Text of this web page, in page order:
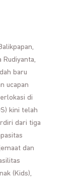
Rudiyanta,
baru
ucapan
di
kini telah
dari tiga
dan
(Kids),